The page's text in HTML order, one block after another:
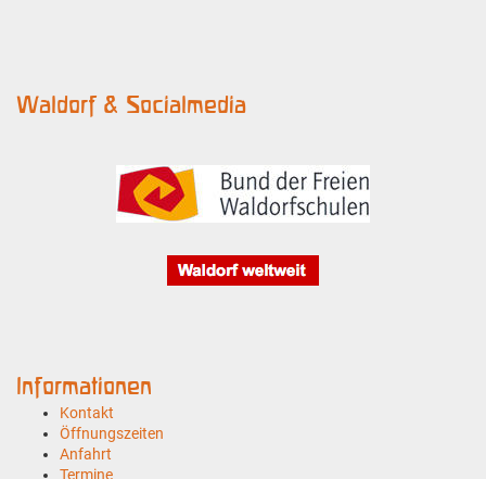
Waldorf & Socialmedia
Informationen
Kontakt
Öffnungszeiten
Anfahrt
Termine